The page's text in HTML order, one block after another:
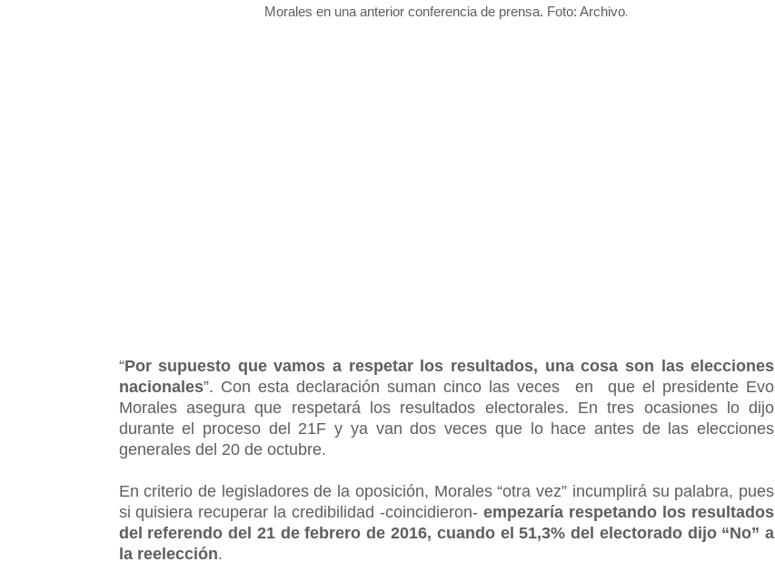
Morales en una anterior conferencia de prensa. Foto: Archivo.
“Por supuesto que vamos a respetar los resultados, una cosa son las elecciones
nacionales”. Con esta declaración suman cinco las veces en que el presidente Evo
Morales asegura que respetará los resultados electorales. En tres ocasiones lo dijo
durante el proceso del 21F y ya van dos veces que lo hace antes de las elecciones
generales del 20 de octubre.
En criterio de legisladores de la oposición, Morales “otra vez” incumplirá su palabra, pues
si quisiera recuperar la credibilidad -coincidieron-empezaría respetando los resultados
del referendo del 21 de febrero de 2016, cuando el 51,3% del electorado dijo “No” a
la reelección.